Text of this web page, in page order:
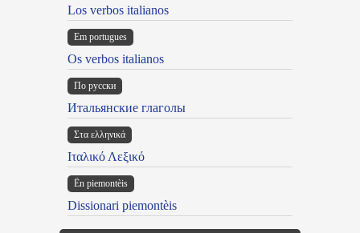
Los verbos italianos
Em portugues
Os verbos italianos
По русски
Итальянские глаголы
Στα ελληνικά
Ιταλικό Λεξικό
Ën piemontèis
Dissionari piemontèis